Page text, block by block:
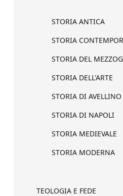
STORIA ANTICA
STORIA
STORIA DEL
STORIA DELL'ARTE
STORIA DI
STORIA DI NAPOLI
STORIA MEDIEVALE
STORIA MODERNA
TEOLOGIA E FEDE